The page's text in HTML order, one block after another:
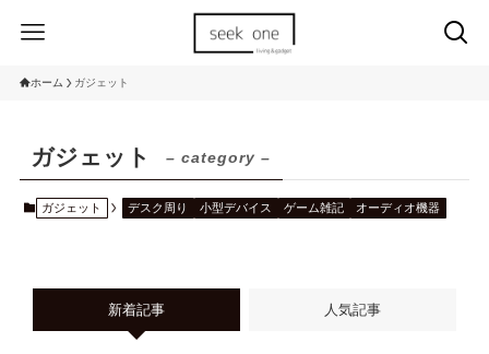
ホーム ガジェット
ガジェット – category –
ガジェット デスク周り 小型デバイス ゲーム雑記 オーディオ機器
新着記事 人気記事